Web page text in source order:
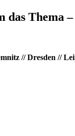
Thema
// Dresden //